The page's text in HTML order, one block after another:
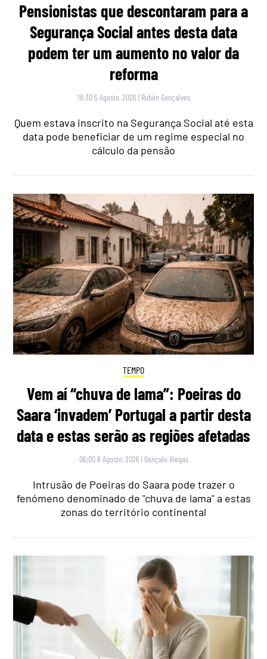
Pensionistas que descontaram para a
Segurança Social antes desta data
podem ter um aumento no valor da
reforma
18:30 5 Agosto, 2026 | Rubén Gonçalves
Quem estava inscrito na Segurança Social até esta
data pode beneficiar de um regime especial no
cálculo da pensão
TEMPO
Vem aí “chuva de lama”: Poeiras do
Saara ‘invadem’ Portugal a partir desta
data e estas serão as regiões afetadas
06:00 6 Agosto, 2026 | Gonçalo Viegas
Intrusão de Poeiras do Saara pode trazer o
fenómeno denominado de "chuva de lama" a estas
zonas do território continental